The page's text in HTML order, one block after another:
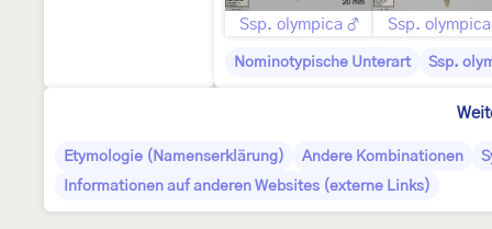
Ssp. olympica ♂ Ssp.
Nominotypische Unterart Ssp.
Etymologie (Namenserklärung) Andere Kombinationen
Informationen auf anderen Websites (externe Links)